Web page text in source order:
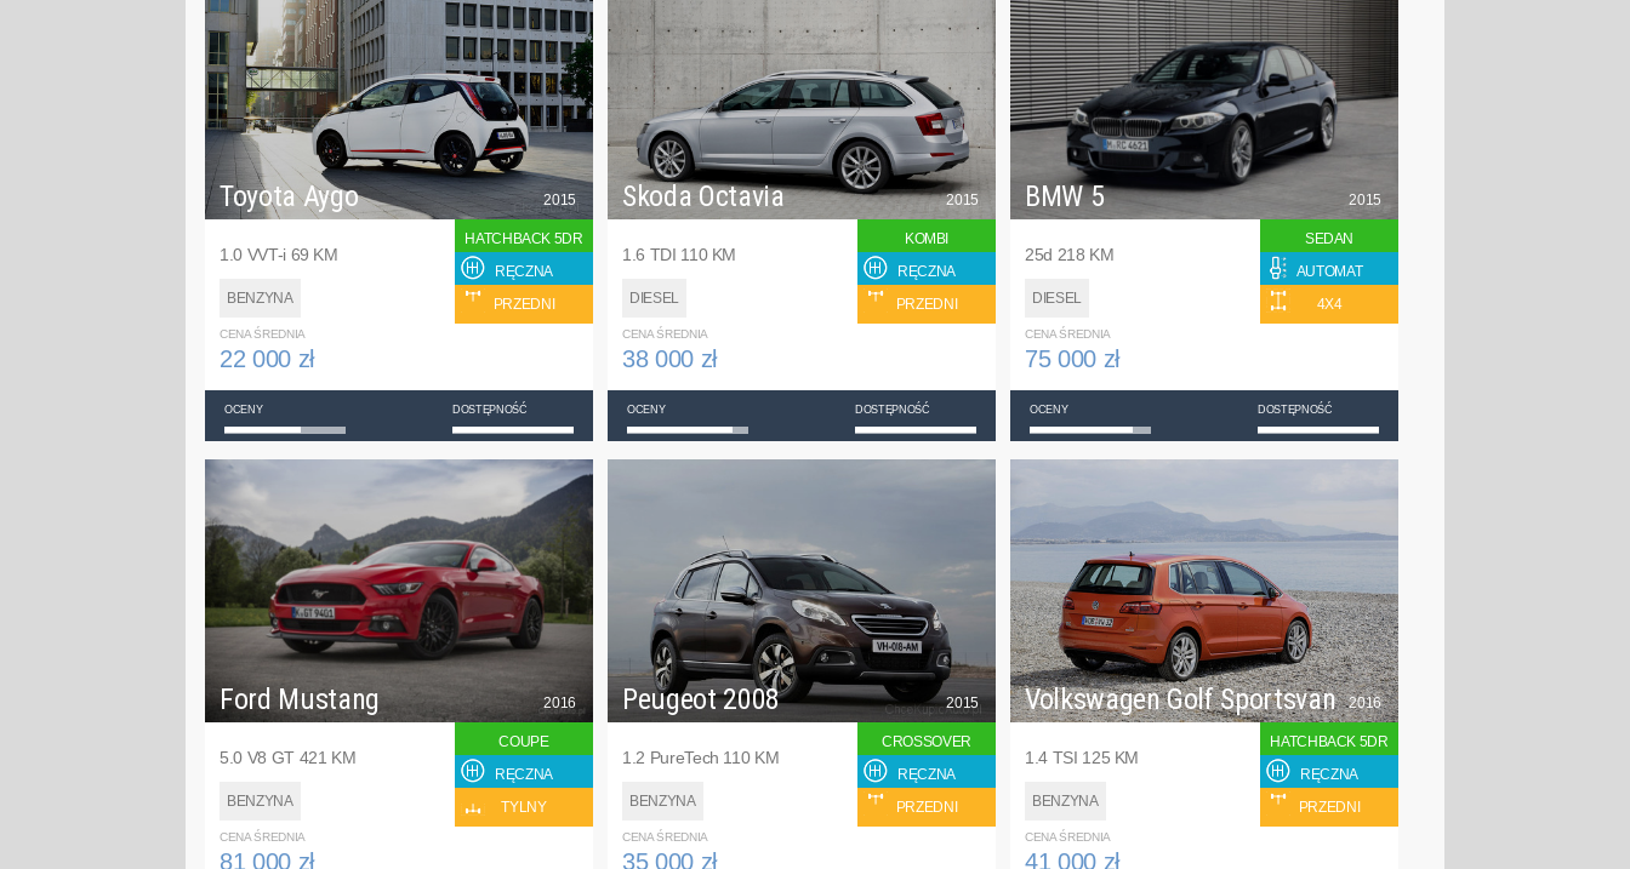
Toyota Aygo
1.0 VVT-i 69 KM
BENZYNA
2015
HATCHBACK 5DR
RĘCZNA
PRZEDNI
CENA ŚREDNIA
22 000 zł
OCENY DOSTĘPNOŚĆ
Skoda Octavia
1.6 TDI 110 KM
DIESEL
2015
KOMBI
RĘCZNA
PRZEDNI
CENA ŚREDNIA
38 000 zł
OCENY DOSTĘPNOŚĆ
BMW 5
25d 218 KM
DIESEL
2015
SEDAN
AUTOMAT
4X4
CENA ŚREDNIA
75 000 zł
OCENY DOSTĘPNOŚĆ
Ford Mustang
5.0 V8 GT 421 KM
BENZYNA
2016
COUPE
RĘCZNA
TYLNY
CENA ŚREDNIA
81 000 zł
Peugeot 2008
1.2 PureTech 110 KM
BENZYNA
2015
CROSSOVER
RĘCZNA
PRZEDNI
CENA ŚREDNIA
35 000 zł
Volkswagen Golf Sportsvan
1.4 TSI 125 KM
BENZYNA
2016
HATCHBACK 5DR
RĘCZNA
PRZEDNI
CENA ŚREDNIA
41 000 zł